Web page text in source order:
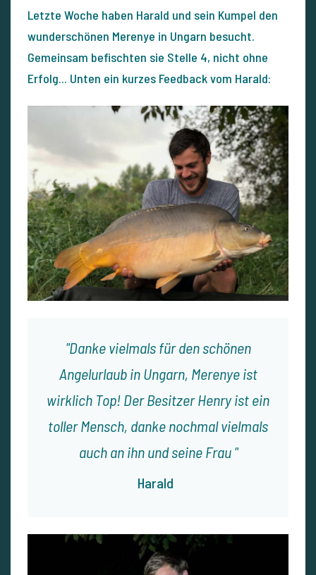
Letzte Woche haben Harald und sein Kumpel den
wunderschönen Merenye in Ungarn besucht.
Gemeinsam befischten sie Stelle 4, nicht ohne
Erfolg... Unten ein kurzes Feedback vom Harald:
Danke vielmals für den schönen
Angelurlaub in Ungarn, Merenye ist
wirklich Top! Der Besitzer Henry ist ein
toller Mensch, danke nochmal vielmals
auch an ihn und seine Frau
Harald